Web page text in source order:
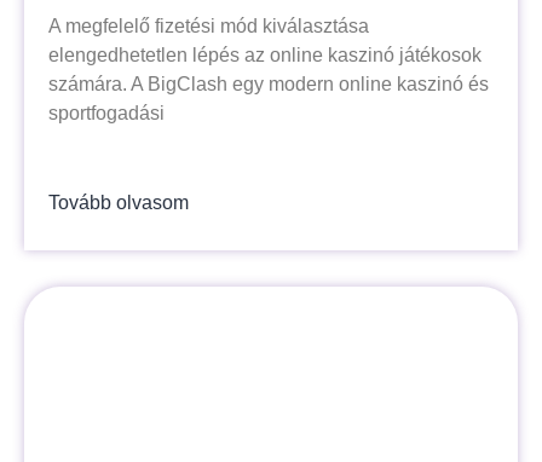
A megfelelő fizetési mód kiválasztása
elengedhetetlen lépés az online kaszinó játékosok
számára. A BigClash egy modern online kaszinó és
sportfogadási
Tovább olvasom